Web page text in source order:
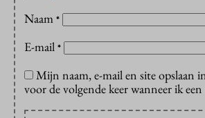
Naam *
E-mail *
Mijn naam, e-mail en site opslaan
voor de volgende keer wanneer ik een